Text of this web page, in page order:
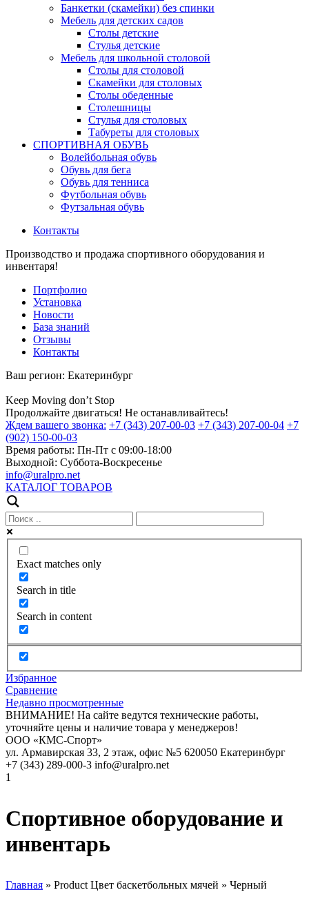
Банкетки (скамейки) без спинки
Мебель для детских садов
Столы детские
Стулья детские
Мебель для школьной столовой
Столы для столовой
Скамейки для столовых
Столы обеденные
Столешницы
Стулья для столовых
Табуреты для столовых
СПОРТИВНАЯ ОБУВЬ
Волейбольная обувь
Обувь для бега
Обувь для тенниса
Футбольная обувь
Футзальная обувь
Контакты
Производство и продажа спортивного оборудования и
инвентаря!
Портфолио
Установка
Новости
База знаний
Отзывы
Контакты
Ваш регион: Екатеринбург
Keep Moving don’t Stop
Продолжайте двигаться! Не останавливайтесь!
Ждем вашего звонка: +7 (343) 207-00-03 +7 (343) 207-00-04 +7
(902) 150-00-03
Время работы: Пн-Пт с 09:00-18:00
Выходной: Суббота-Воскресенье
info@uralpro.net
КАТАЛОГ ТОВАРОВ
Exact matches only
Search in title
Search in content
Избранное
Сравнение
Недавно просмотренные
ВНИМАНИЕ! На сайте ведутся технические работы,
уточняйте цены и наличие товара у менеджеров!
ООО «КМС-Спорт»
ул. Армавирская 33, 2 этаж, офис №5 620050 Екатеринбург
+7 (343) 289-000-3 info@uralpro.net
1
Спортивное оборудование и
инвентарь
Главная » Product Цвет баскетбольных мячей » Черный